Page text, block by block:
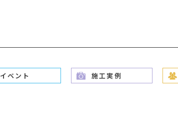
イベント 施工実例